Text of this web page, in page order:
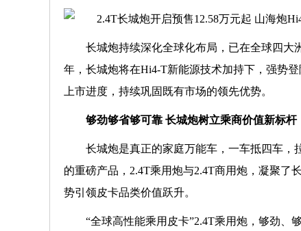
长城炮持续深化全球化布局，已在全球四大
年，长城炮将在Hi4-T新能源技术加持下，强势
上市进度，持续巩固既有市场的领先优势。
够劲够省够可靠 长城炮树立乘商价值新标杆
长城炮是真正的家庭万能车，一车抵四车，
的重磅产品，2.4T乘用炮与2.4T商用炮，凝聚了
势引领皮卡品类价值跃升。
“全球高性能乘用皮卡”2.4T乘用炮，够劲、